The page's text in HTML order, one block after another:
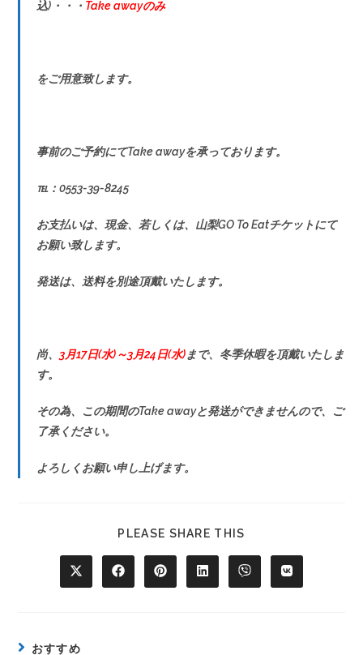
込)・・・ Take awayのみ
をご用意致します。
事前のご予約にてTake awayを承っております。
℡：0553-39-8245
お支払いは、現金、若しくは、山梨GO To Eatチケットにて
お願い致します。
発送は、送料を別途頂戴いたします。
尚、 3月17日(水)～3月24日(水)まで、冬季休暇を頂戴いたしま
す。
その為、この期間のTake awayと発送ができませんので、ご
了承ください。
よろしくお願い申し上げます。
PLEASE SHARE THIS
おすすめ